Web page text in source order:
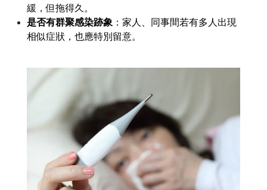
緩，但拖得久。
是否有群聚感染跡象 ：家人、同事間若有多人出現
相似症狀，也應特別留意。